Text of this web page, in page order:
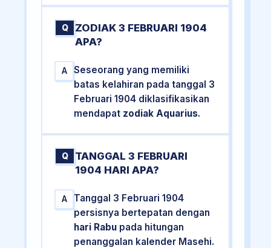
Q
ZODIAK 3 FEBRUARI 1904
APA?
A
Seseorang yang memiliki
batas kelahiran pada tanggal 3
Februari 1904 diklasifikasikan
mendapat zodiak Aquarius.
Q
TANGGAL 3 FEBRUARI
1904 HARI APA?
A
Tanggal 3 Februari 1904
persisnya bertepatan dengan
hari Rabu pada hitungan
penanggalan kalender Masehi.